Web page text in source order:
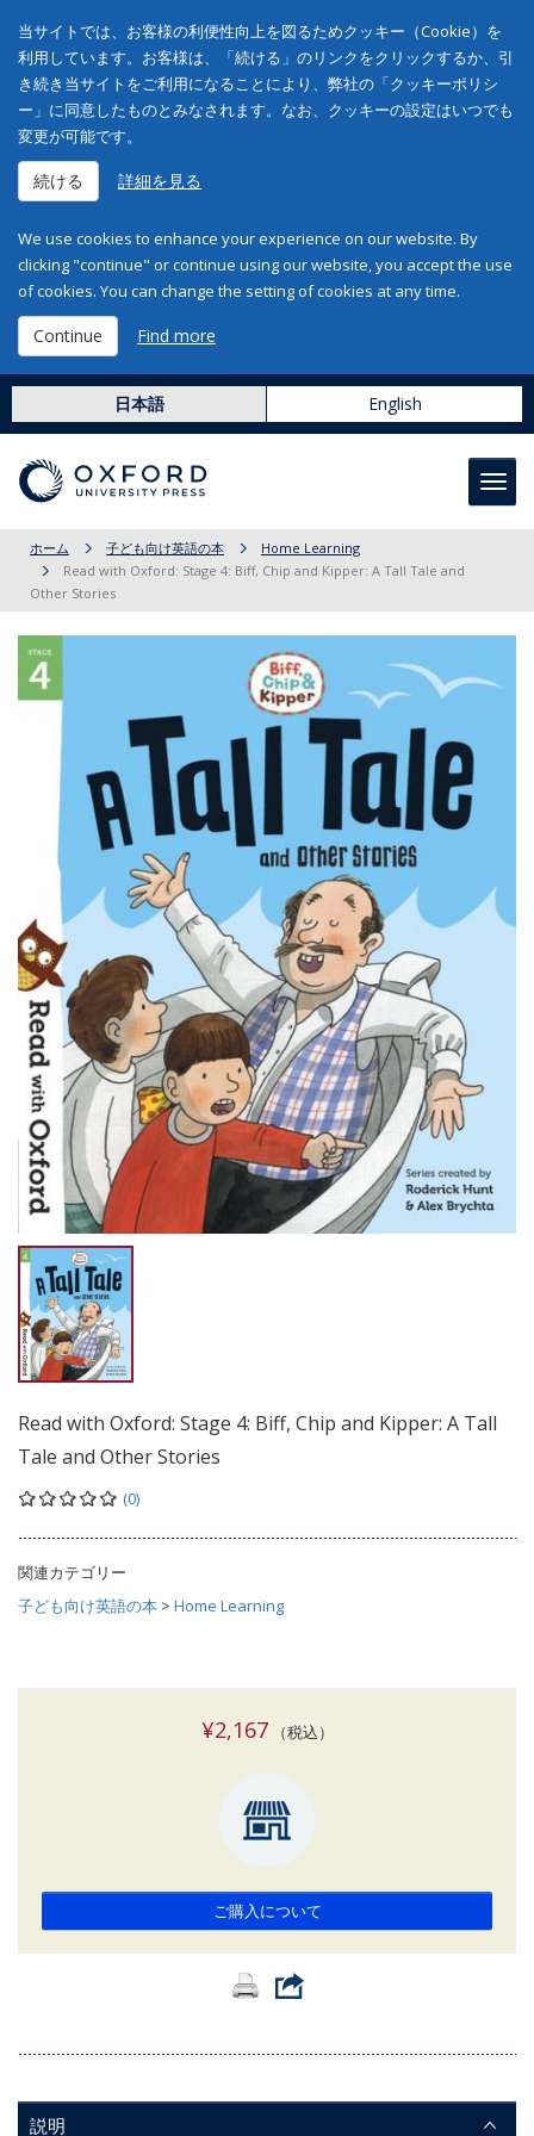
当サイトでは、お客様の利便性向上を図るためクッキー（Cookie）を
利用しています。お客様は、「続ける」のリンクをクリックするか、引
き続き当サイトをご利用になることにより、弊社の「クッキーポリシ
ー」に同意したものとみなされます。なお、クッキーの設定はいつでも
変更が可能です。
続ける 詳細を見る
We use cookies to enhance your experience on our website. By
clicking "continue" or continue using our website, you accept the use
of cookies. You can change the setting of cookies at any time.
Continue Find more
日本語 English
ホーム 子ども向け英語の本
Home Learning
Read with Oxford: Stage 4: Biff, Chip and Kipper: A Tall Tale and
Other Stories
Read with Oxford: Stage 4: Biff, Chip and Kipper: A Tall
Tale and Other Stories
(0)
関連カテゴリー
子ども向け英語の本 > Home Learning
¥2,167（税込）
ご購入について
説明